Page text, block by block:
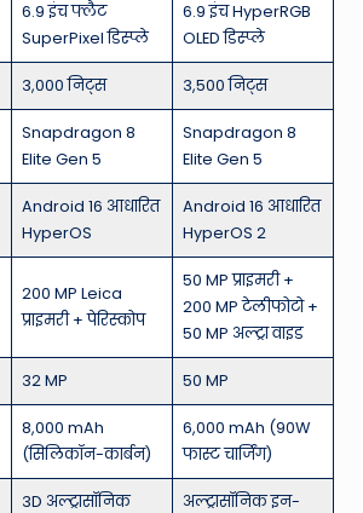
6.9 इंच फ्लैट
SuperPixel डिस्प्ले
6.9 इंच HyperRGB
OLED डिस्प्ले
3,000 निट्स 3,500 निट्स
Snapdragon 8
Elite Gen 5
Snapdragon 8
Elite Gen 5
Android 16 आधारित
HyperOS
Android 16 आधारित
HyperOS 2
200 MP Leica
प्राइमरी + पेरिस्कोप
50 MP प्राइमरी +
200 MP टेलीफोटो +
50 MP अल्ट्रा वाइड
32 MP 50 MP
8,000 mAh
(सिलिकॉन-कार्बन)
6,000 mAh (90W
फास्ट चार्जिंग)
3D अल्ट्रासॉनिक अल्ट्रासॉनिक इन-